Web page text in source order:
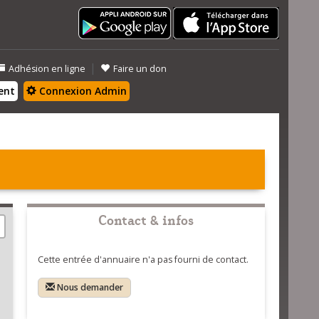
Adhésion en ligne | Faire un don
Connexion Admin
Contact & infos
Cette entrée d'annuaire n'a pas fourni de contact.
Nous demander